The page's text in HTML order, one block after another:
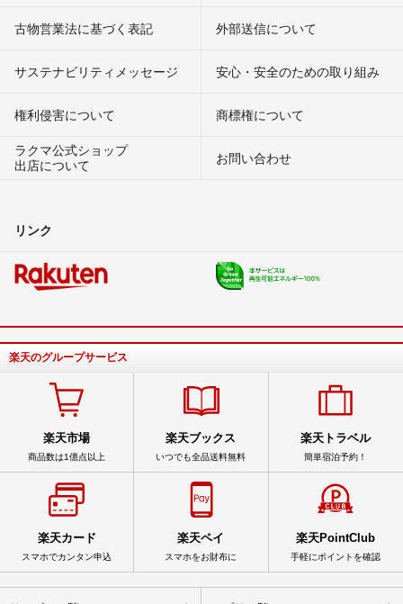
古物営業法に基づく表記 外部送信について
サステナビリティメッセージ 安心・安全のための取り組み
権利侵害について
商標権について
ラクマ公式ショップ
出店について
お問い合わせ
リンク
楽天のグループサービス
楽天市場
商品数は1億点以上
楽天ブックス
いつでも全品送料無料
楽天トラベル
簡単宿泊予約！
楽天カード
スマホでカンタン申込
楽天ペイ
スマホをお財布に
楽天PointClub
手軽にポイントを確認